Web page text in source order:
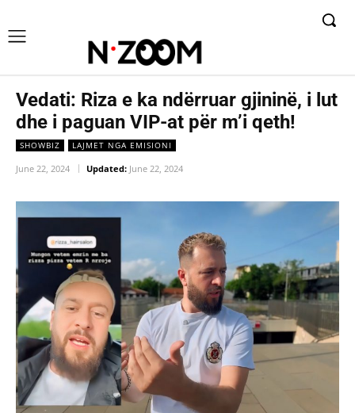
Vedati: Riza e ka ndërruar gjininë, i lut
dhe i paguan VIP-at për m’i qeth!
SHOWBIZ LAJMET NGA EMISIONI
June 22, 2024 Updated: June 22, 2024